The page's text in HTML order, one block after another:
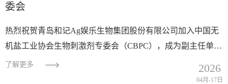
委会
热烈祝贺青岛和记Ag娱乐生物集团股份有限公司加入中国无
机盐工业协会生物刺激剂专委会（CBPC），成为副主任单
位！青岛和记Ag娱乐生物集团股份有限公司成立于2000年8月
了解更多 2026
04月-17日